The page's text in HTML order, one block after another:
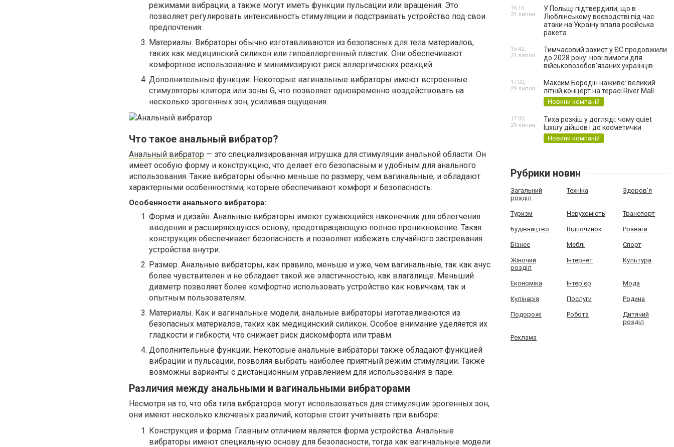
режимами вибрации, а также могут иметь функции пульсации или вращения. Это
позволяет регулировать интенсивность стимуляции и подстраивать устройство под свои
предпочтения.
Материалы. Вибраторы обычно изготавливаются из безопасных для тела материалов,
таких как медицинский силикон или гипоаллергенный пластик. Они обеспечивают
комфортное использование и минимизируют риск аллергических реакций.
Дополнительные функции. Некоторые вагинальные вибраторы имеют встроенные
стимуляторы клитора или зоны G, что позволяет одновременно воздействовать на
несколько эрогенных зон, усиливая ощущения.
Что такое анальный вибратор?
Анальный вибратор — это специализированная игрушка для стимуляции анальной области. Он
имеет особую форму и конструкцию, что делает его безопасным и удобным для анального
использования. Такие вибраторы обычно меньше по размеру, чем вагинальные, и обладают
характерными особенностями, которые обеспечивают комфорт и безопасность.
Особенности анального вибратора:
Форма и дизайн. Анальные вибраторы имеют сужающийся наконечник для облегчения
введения и расширяющуюся основу, предотвращающую полное проникновение. Такая
конструкция обеспечивает безопасность и позволяет избежать случайного застревания
устройства внутри.
Размер. Анальные вибраторы, как правило, меньше и уже, чем вагинальные, так как анус
более чувствителен и не обладает такой же эластичностью, как влагалище. Меньший
диаметр позволяет более комфортно использовать устройство как новичкам, так и
опытным пользователям.
Материалы. Как и вагинальные модели, анальные вибраторы изготавливаются из
безопасных материалов, таких как медицинский силикон. Особое внимание уделяется их
гладкости и гибкости, что снижает риск дискомфорта или травм.
Дополнительные функции. Некоторые анальные вибраторы также обладают функцией
вибрации и пульсации, позволяя выбрать наиболее приятный режим стимуляции. Также
возможны варианты с дистанционным управлением для использования в паре.
Различия между анальными и вагинальными вибраторами
Несмотря на то, что оба типа вибраторов могут использоваться для стимуляции эрогенных зон,
они имеют несколько ключевых различий, которые стоит учитывать при выборе:
Конструкция и форма. Главным отличием является форма устройства. Анальные
вибраторы имеют специальную основу для безопасности, тогда как вагинальные модели
У Польщі підтвердили, що в
Люблінському воєводстві під час
атаки на Україну впала російська
ракета
16:16,
31 липня
Тимчасовий захист у ЄС продовжили
до 2028 року: нові вимоги для
військовозобов’язаних українців
15:42,
31 липня
Максим Бородін наживо: великий
літній концерт на терасі River Mall
Новини компаній
17:00,
29 липня
Тиха розкіш у догляді: чому quiet
luxury дійшов і до косметички
Новини компаній
17:00,
29 липня
Рубрики новин
Загальний
розділ
Техніка Здоров'я
Туризм Нерухомість Транспорт
Будівництво Відпочинок Розваги
Бізнес Меблі Спорт
Жіночий
розділ
Інтернет Культура
Економіка Інтер'єр Мода
Кулінарія Послуги Родина
Подорожі Робота
Дитячий
розділ
Реклама